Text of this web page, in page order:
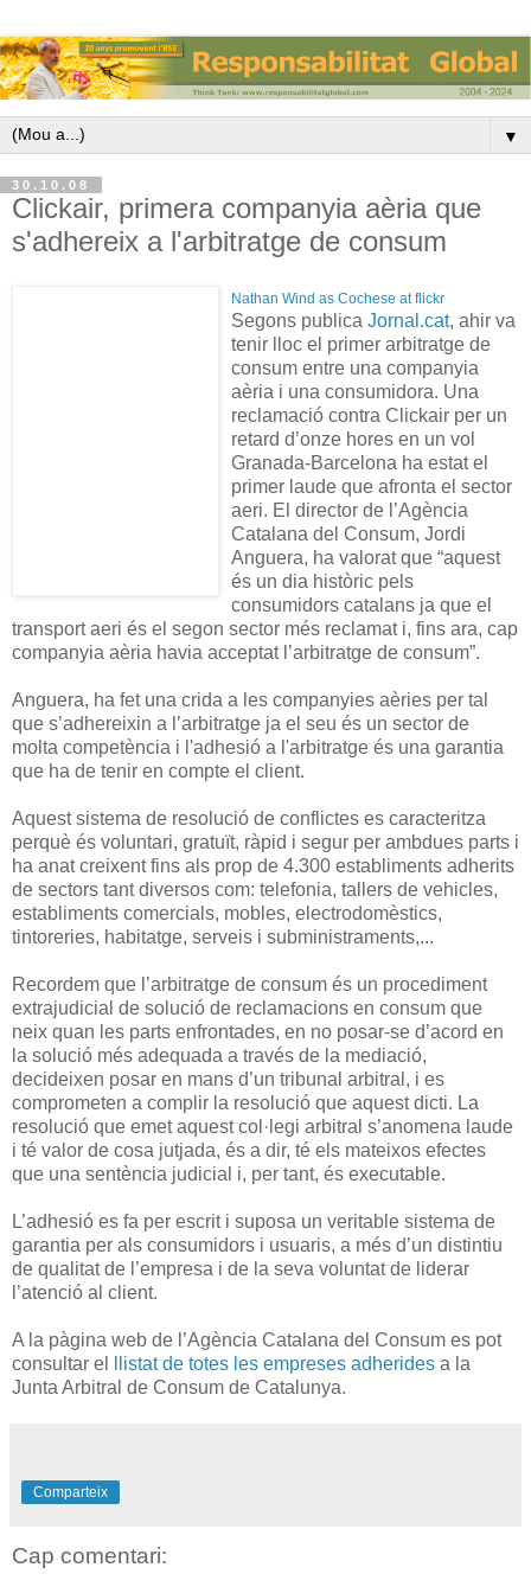
▼
30.10.08
Clickair, primera companyia aèria que
s'adhereix a l'arbitratge de consum
Nathan Wind as Cochese at flickr
Segons publica Jornal.cat, ahir va
tenir lloc el primer arbitratge de
consum entre una companyia
aèria i una consumidora. Una
reclamació contra Clickair per un
retard d’onze hores en un vol
Granada-Barcelona ha estat el
primer laude que afronta el sector
aeri. El director de l’Agència
Catalana del Consum, Jordi
Anguera, ha valorat que “aquest
és un dia històric pels
consumidors catalans ja que el
transport aeri és el segon sector més reclamat i, fins ara, cap
companyia aèria havia acceptat l’arbitratge de consum”.
Anguera, ha fet una crida a les companyies aèries per tal
que s’adhereixin a l’arbitratge ja el seu és un sector de
molta competència i l'adhesió a l'arbitratge és una garantia
que ha de tenir en compte el client.
Aquest sistema de resolució de conflictes es caracteritza
perquè és voluntari, gratuït, ràpid i segur per ambdues parts i
ha anat creixent fins als prop de 4.300 establiments adherits
de sectors tant diversos com: telefonia, tallers de vehicles,
establiments comercials, mobles, electrodomèstics,
tintoreries, habitatge, serveis i subministraments,...
Recordem que l’arbitratge de consum és un procediment
extrajudicial de solució de reclamacions en consum que
neix quan les parts enfrontades, en no posar-se d’acord en
la solució més adequada a través de la mediació,
decideixen posar en mans d’un tribunal arbitral, i es
comprometen a complir la resolució que aquest dicti. La
resolució que emet aquest col·legi arbitral s’anomena laude
i té valor de cosa jutjada, és a dir, té els mateixos efectes
que una sentència judicial i, per tant, és executable.
L’adhesió es fa per escrit i suposa un veritable sistema de
garantia per als consumidors i usuaris, a més d’un distintiu
de qualitat de l’empresa i de la seva voluntat de liderar
l’atenció al client.
A la pàgina web de l’Agència Catalana del Consum es pot
consultar el
llistat de totes les empreses adherides a la
Junta Arbitral de Consum de Catalunya.
Comparteix
Cap comentari: